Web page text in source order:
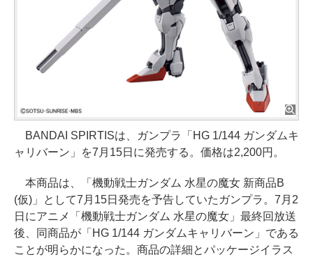
BANDAI SPIRTISは、ガンプラ「HG 1/144 ガンダムキ
ャリバーン」を7月15日に発売する。価格は2,200円。
本商品は、「機動戦士ガンダム 水星の魔女 新商品B
(仮)」として7月15日発売を予告していたガンプラ。7月2
日にアニメ「機動戦士ガンダム 水星の魔女」最終回放送
後、同商品が「HG 1/144 ガンダムキャリバーン」である
ことが明らかになった。商品の詳細とパッケージイラス